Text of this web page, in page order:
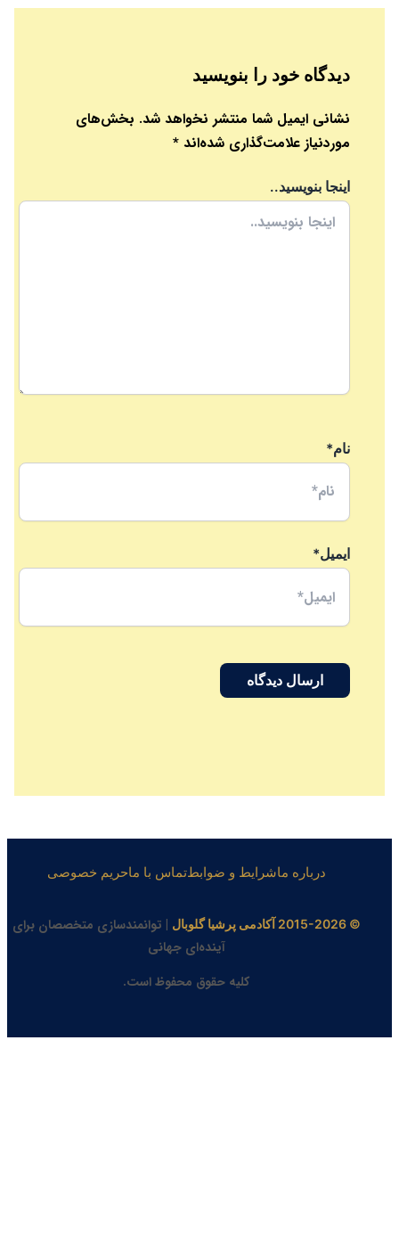
دیدگاه‌ خود را بنویسید
نشانی ایمیل شما منتشر نخواهد شد. بخش‌های
موردنیاز علامت‌گذاری شده‌اند*
اینجا بنویسید..
نام*
ایمیل*
درباره ماشرایط و ضوابطتماس با ماحریم خصوصی
| توانمندسازی متخصصان برای
آینده‌ای جهانی
کلیه حقوق محفوظ است.